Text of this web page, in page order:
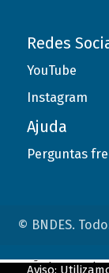
Redes
YouTube
Instagram
Ajuda
Perguntas
© BNDES.
Aviso:
ConteÃºdo